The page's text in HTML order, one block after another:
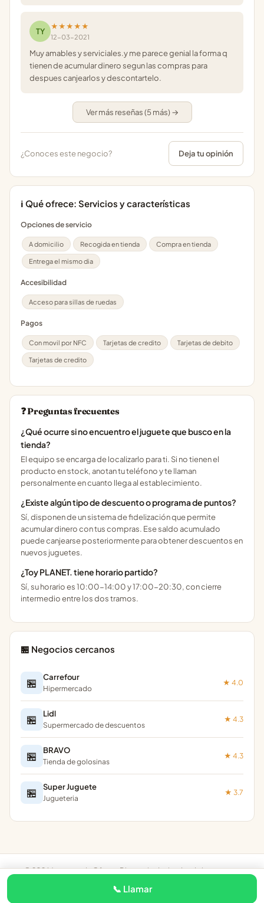
TY
★★★★★
12-03-2021
Muy amables y serviciales.y me parece genial la forma q
tienen de acumular dinero segun las compras para
despues canjearlos y descontartelo.
Ver más reseñas (5 más) →
¿Conoces este negocio? Deja tu opinión
ℹ️ Qué ofrece: Servicios y características
Opciones de servicio
A domicilio Recogida en tienda Compra en tienda
Entrega el mismo dia
Accesibilidad
Acceso para sillas de ruedas
Pagos
Con movil por NFC Tarjetas de credito Tarjetas de debito
Tarjetas de credito
❓ Preguntas frecuentes
¿Qué ocurre si no encuentro el juguete que busco en la
tienda?
El equipo se encarga de localizarlo para ti. Si no tienen el
producto en stock, anotan tu teléfono y te llaman
personalmente en cuanto llega al establecimiento.
¿Existe algún tipo de descuento o programa de puntos?
Sí, disponen de un sistema de fidelización que permite
acumular dinero con tus compras. Ese saldo acumulado
puede canjearse posteriormente para obtener descuentos en
nuevos juguetes.
¿Toy PLANET. tiene horario partido?
Sí, su horario es 10:00-14:00 y 17:00-20:30, con cierre
intermedio entre los dos tramos.
🏪 Negocios cercanos
🏪 Carrefour
Hipermercado
★ 4.0
🏪 Lidl
Supermercado de descuentos
★ 4.3
🏪 BRAVO
Tienda de golosinas
★ 4.3
🏪 Super Juguete
Jugueteria
★ 3.7
📞 Llamar
© 2026 Juguetes de Oferta · Directorio de tiendas de juguetes en
dueño de un negocio? Accede